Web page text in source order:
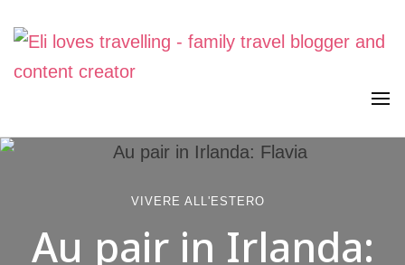
Eli loves travelling
Viaggiare in famiglia, senza stress. Con curiosità, lentezza e
VIVERE ALL'ESTERO
Au pair in Irlanda: